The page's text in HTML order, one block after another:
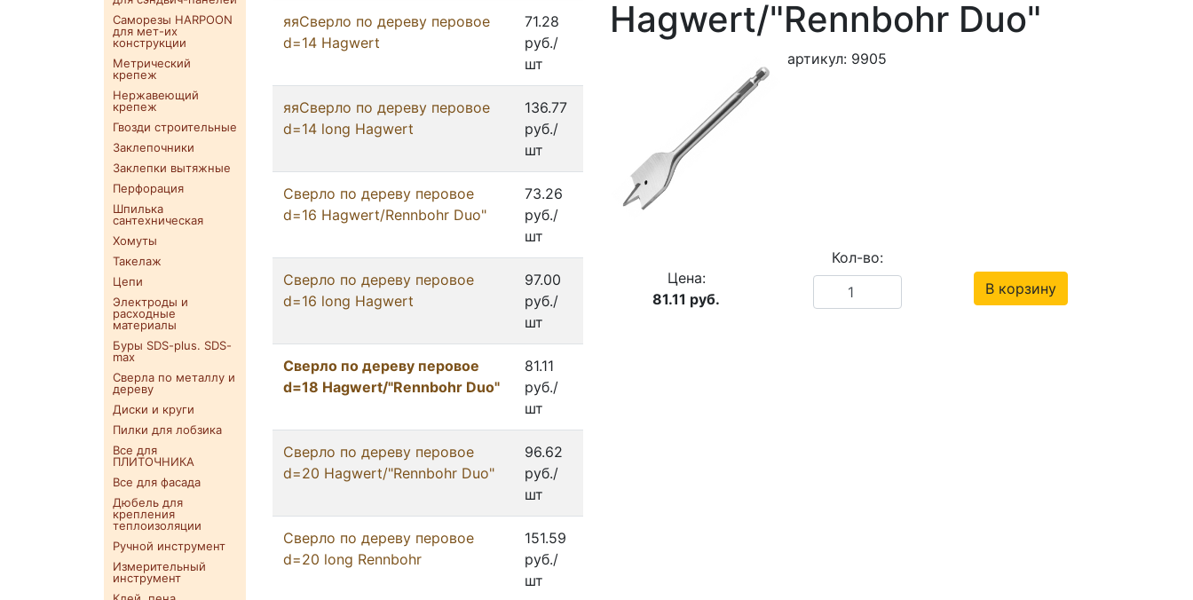
Саморезы HARPOON
для мет-их
конструкции
Метрический
крепеж
Нержавеющий
крепеж
Гвозди строительные
Заклепочники
Заклепки вытяжные
Перфорация
Шпилька
сантехническая
Хомуты
Такелаж
Цепи
Электроды и
расходные
материалы
Буры SDS-plus. SDS-
max
Сверла по металлу и
дереву
Диски и круги
Пилки для лобзика
Все для
ПЛИТОЧНИКА
Все для фасада
Дюбель для
крепления
теплоизоляции
Ручной инструмент
Измерительный
инструмент
яяСверло по дереву перовое
d=14 Hagwert
71.28
руб./
шт
яяСверло по дереву перовое
d=14 long Hagwert
136.77
руб./
шт
Сверло по дереву перовое
d=16 Hagwert/Rennbohr Duo"
73.26
руб./
шт
Сверло по дереву перовое
d=16 long Hagwert
97.00
руб./
шт
Сверло по дереву перовое
d=18 Hagwert/"Rennbohr Duo"
81.11
руб./
шт
Сверло по дереву перовое
d=20 Hagwert/"Rennbohr Duo"
96.62
руб./
шт
Сверло по дереву перовое
d=20 long Rennbohr
151.59
руб./
шт
Hagwert/"Rennbohr Duo"
артикул: 9905
Цена:
81.11 руб.
Кол-во:
В корзину